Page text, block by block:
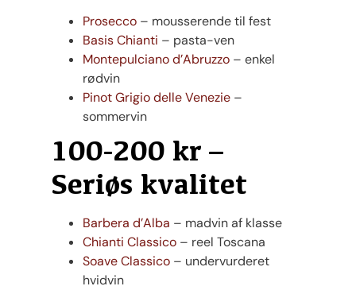
Prosecco – mousserende til fest
Basis Chianti – pasta-ven
Montepulciano d’Abruzzo – enkel
rødvin
Pinot Grigio delle Venezie –
sommervin
100-200 kr –
Seriøs kvalitet
Barbera d’Alba – madvin af klasse
Chianti Classico – reel Toscana
Soave Classico – undervurderet
hvidvin